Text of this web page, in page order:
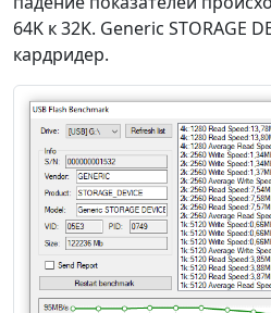
64K к 32K. Generic STORAGE
кардридер.